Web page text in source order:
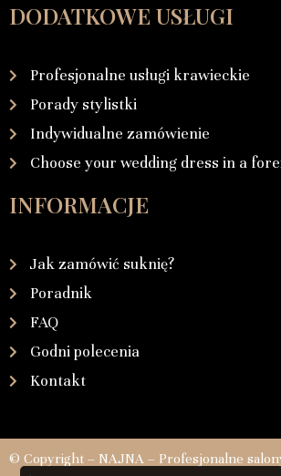
DODATKOWE USŁUGI
Profesjonalne usługi krawieckie
Porady stylistki
Indywidualne zamówienie
Choose your wedding dress in a
INFORMACJE
Jak zamówić suknię?
Poradnik
FAQ
Godni polecenia
Kontakt
© Copyright – NAJNA – Profesjonalne